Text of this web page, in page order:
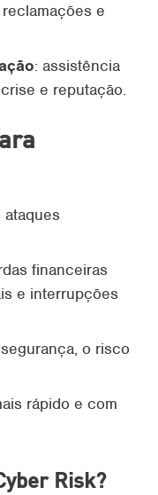
e
: assistência
e reputação.
financeiras
e interrupções
o risco
rápido e com
Risk?